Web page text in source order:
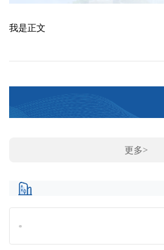
我是正文
更多>